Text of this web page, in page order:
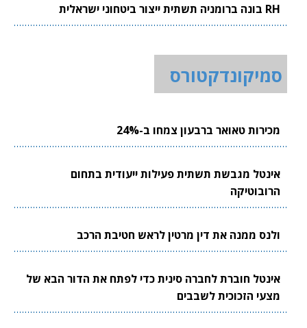
RH בונה ברומניה תשתית ייצור ביטחוני ישראלית
סמיקונדקטורס
מכירות טאואר ברבעון צמחו ב-24%
אינטל מגבשת תשתית פעילות ייעודית בתחום
הרובוטיקה
ולנס ממנה את דין מרטין לראש חטיבת הרכב
אינטל חוברת לחברה סינית כדי לפתח את הדור הבא של
מצעי הזכוכית לשבבים